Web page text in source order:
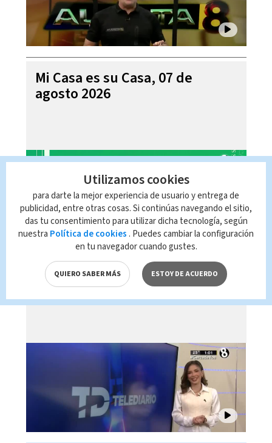
Mi Casa es su Casa, 07 de
agosto 2026
Telediario En Directo con Paula
Brenes, 07 de agosto 2026
Utilizamos cookies
para darte la mejor experiencia de usuario y entrega de
publicidad, entre otras cosas. Si continúas navegando el sitio,
das tu consentimiento para utilizar dicha tecnología, según
nuestra Política de cookies . Puedes cambiar la configuración
en tu navegador cuando gustes.
QUIERO SABER MÁS ESTOY DE ACUERDO